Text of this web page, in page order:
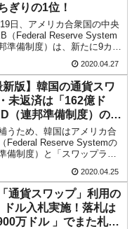
好調」のウラで他業種
は決して良くない。
定 ⇒ 総額3兆7,000億
は干ばつ
の次世代駆逐艦
示
への補助金を全廃 ⇒ 実
6カ月で対前年同期比1.9
ぎりの1位！
日、アメリカ合衆国の中央
（Federal Reserve System
準備制度）は、新たに9カ国
スワップライン（ドル流動
※を締結しました。9カ国と
ラリア、ブラ...
2020.04.27
新版】韓国の通貨スワ
未返済は「162億ド
（連邦準備制度）のデ
うため、韓国はアメリカ合
Federal Reserve Systemの
備制度）と「スワップライ
貨スワップ」時に「通貨ス
と呼んでいます）を結び
2020.04.25
通貨スワップ」利用の
ドル入札実施！落札は
万ドル 」でまた札割